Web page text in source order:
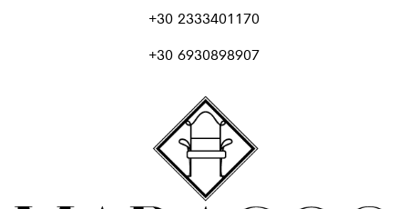
+30 2333401170
+30 6930898907